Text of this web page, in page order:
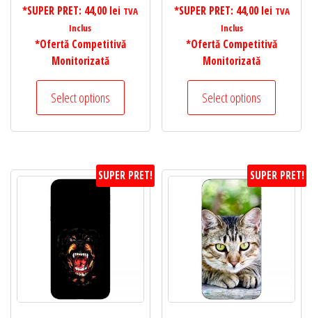
*SUPER PRET: 44,00 lei TVA
Inclus
*Ofertă Competitivă
Monitorizată
Select options
*SUPER PRET: 44,00 lei TVA
Inclus
*Ofertă Competitivă
Monitorizată
Select options
SUPER PRET! SUPER PRET!